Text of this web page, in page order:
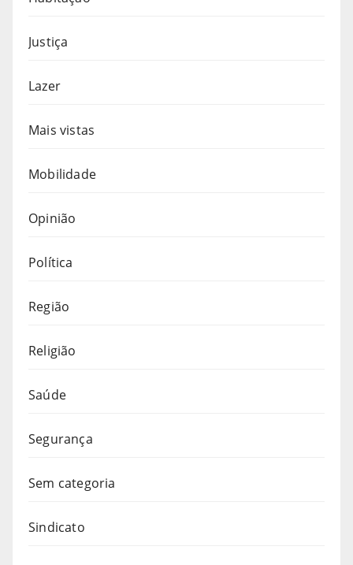
Justiça
Lazer
Mais vistas
Mobilidade
Opinião
Política
Região
Religião
Saúde
Segurança
Sem categoria
Sindicato